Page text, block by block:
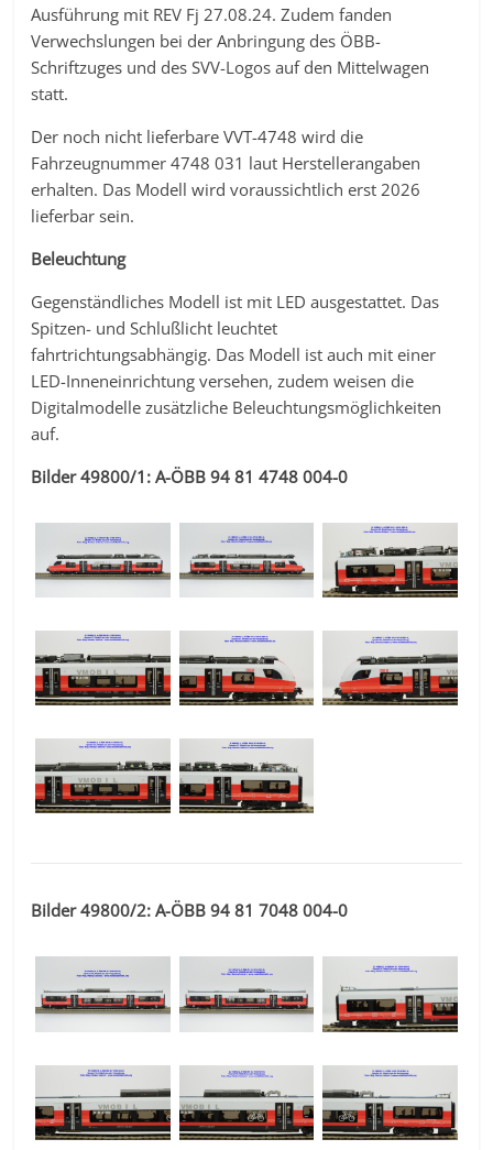
Ausführung mit REV Fj 27.08.24. Zudem fanden
Verwechslungen bei der Anbringung des ÖBB-
Schriftzuges und des SVV-Logos auf den Mittelwagen
statt.
Der noch nicht lieferbare VVT-4748 wird die
Fahrzeugnummer 4748 031 laut Herstellerangaben
erhalten. Das Modell wird voraussichtlich erst 2026
lieferbar sein.
Beleuchtung
Gegenständliches Modell ist mit LED ausgestattet. Das
Spitzen- und Schlußlicht leuchtet
fahrtrichtungsabhängig. Das Modell ist auch mit einer
LED-Inneneinrichtung versehen, zudem weisen die
Digitalmodelle zusätzliche Beleuchtungsmöglichkeiten
auf.
Bilder 49800/1: A-ÖBB 94 81 4748 004-0
Bilder 49800/2: A-ÖBB 94 81 7048 004-0